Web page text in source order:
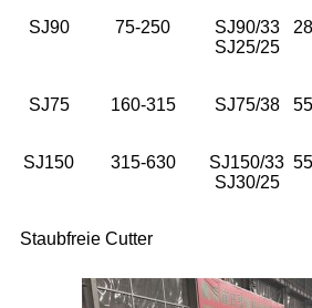
SJ90 75-250
SJ90/33
SJ25/25
SJ75 160-315 SJ75/38
SJ150 315-630
SJ150/33
SJ30/25
Staubfreie Cutter